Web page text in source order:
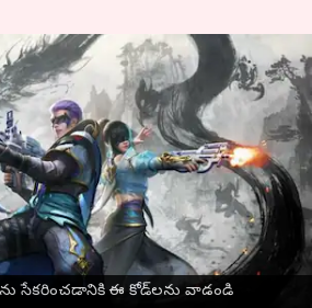
సేకరించడానికి ఈ కోడ్‌లను వాడండి
Free Fire MAX
Mar 18, 2023 06:00 am
2021లో కాస్మెటిక్ అప్‌లతో ఫ్రీ ఫైర్
ఈమధ్యే గూగుల్ ప్లే
డౌన్‌లోడ్‌లు చేరుకుంది.